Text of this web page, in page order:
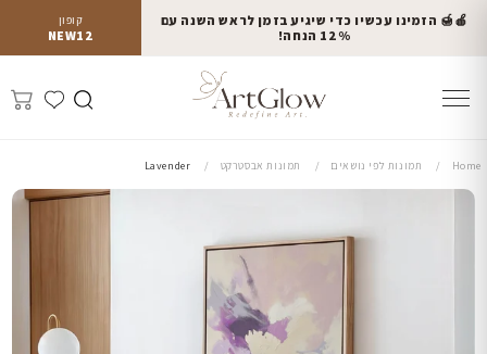
קופון
NEW12
🍎🍯 הזמינו עכשיו כדי שיגיע בזמן לראש השנה עם
12% הנחה!
Home תמונות לפי נושאים תמונות אבסטרקט Lavender